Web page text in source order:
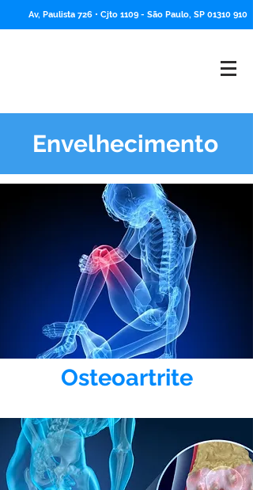
Av, Paulista 726 • Cjto 1109 - São Paulo, SP 01310 910
Envelhecimento
Osteoartrite